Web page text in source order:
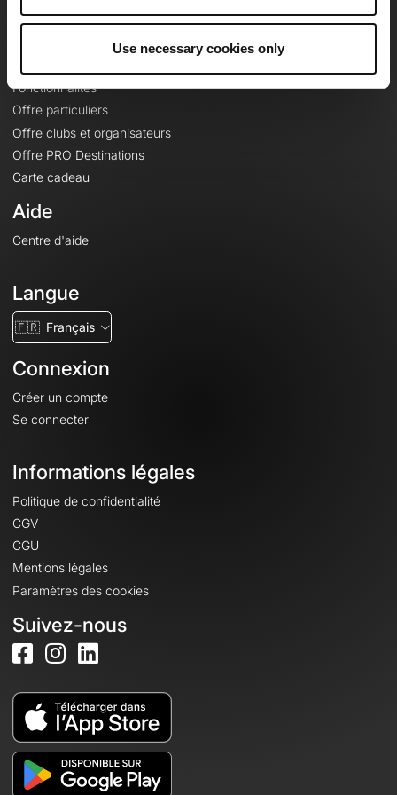
Use necessary cookies only
Fonctionnalités
Offre particuliers
Offre clubs et organisateurs
Offre PRO Destinations
Carte cadeau
Aide
Centre d'aide
Langue
🇫🇷 Français
Connexion
Créer un compte
Se connecter
Informations légales
Politique de confidentialité
CGV
CGU
Mentions légales
Paramètres des cookies
Suivez-nous